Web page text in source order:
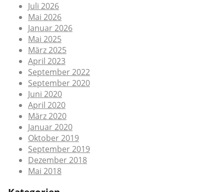
Juli 2026
Mai 2026
Januar 2026
Mai 2025
März 2025
April 2023
September 2022
September 2020
Juni 2020
April 2020
März 2020
Januar 2020
Oktober 2019
September 2019
Dezember 2018
Mai 2018